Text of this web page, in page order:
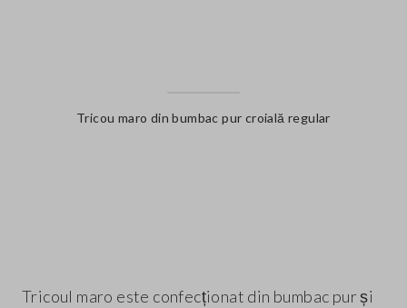
Tricou maro din bumbac pur croială regular
Tricoul maro este confecționat din bumbac pur și